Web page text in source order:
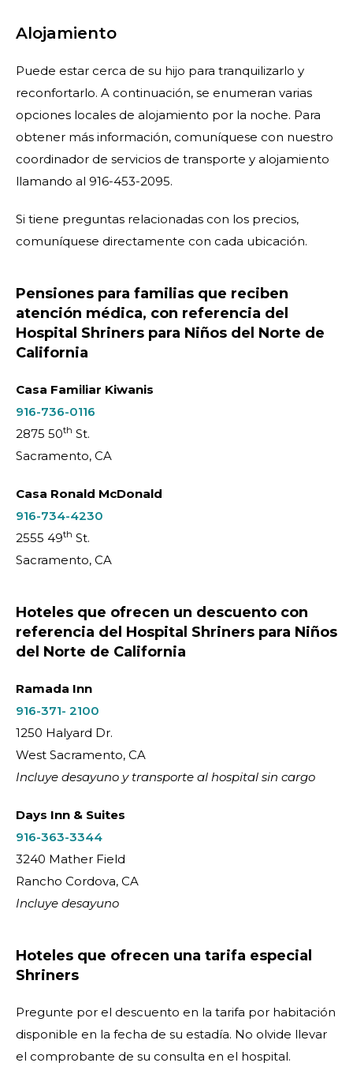
Alojamiento
Puede estar cerca de su hijo para tranquilizarlo y
reconfortarlo. A continuación, se enumeran varias
opciones locales de alojamiento por la noche. Para
obtener más información, comuníquese con nuestro
coordinador de servicios de transporte y alojamiento
llamando al 916-453-2095.
Si tiene preguntas relacionadas con los precios,
comuníquese directamente con cada ubicación.
Pensiones para familias que reciben
atención médica, con referencia del
Hospital Shriners para Niños del Norte de
California
Casa Familiar Kiwanis
916-736-0116
2875 50th St.
Sacramento, CA
Casa Ronald McDonald
916-734-4230
2555 49th St.
Sacramento, CA
Hoteles que ofrecen un descuento con
referencia del Hospital Shriners para Niños
del Norte de California
Ramada Inn
916-371- 2100
1250 Halyard Dr.
West Sacramento, CA
Incluye desayuno y transporte al hospital sin cargo
Days Inn & Suites
916-363-3344
3240 Mather Field
Rancho Cordova, CA
Incluye desayuno
Hoteles que ofrecen una tarifa especial
Shriners
Pregunte por el descuento en la tarifa por habitación
disponible en la fecha de su estadía. No olvide llevar
el comprobante de su consulta en el hospital.